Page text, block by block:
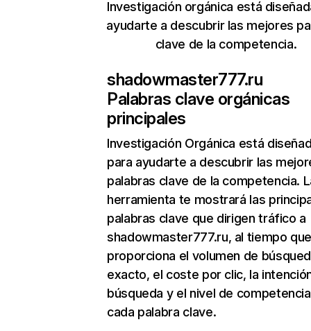
Investigación orgánica está
ayudarte a descubrir las mejores
clave de la competencia.
shadowmaster777.ru
Palabras clave orgánicas
principales
Investigación Orgánica está
para ayudarte a descubrir las
palabras clave de la competencia.
herramienta te mostrará las
palabras clave que dirigen tráfico a
shadowmaster777.ru, al tiempo
proporciona el volumen de
exacto, el coste por clic, la
búsqueda y el nivel de
cada palabra clave.